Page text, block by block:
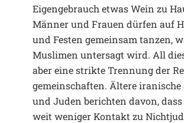
Eigengebrauch etwas Wein zu
Männer und Frauen dürfen auf
und Festen gemeinsam tanzen,
Muslimen untersagt wird. All
aber eine strikte Trennung der
gemeinschaften. Ältere
und Juden berichten davon, dass
weit weniger Kontakt zu